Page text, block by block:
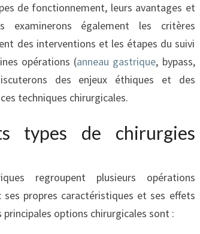
de fonctionnement, leurs avantages et
examinerons également les critères
des interventions et les étapes du suivi
opérations (anneau gastrique, bypass,
des enjeux éthiques et des
techniques chirurgicales.
types de chirurgies
regroupent plusieurs opérations
ses propres caractéristiques et ses effets
principales options chirurgicales sont :